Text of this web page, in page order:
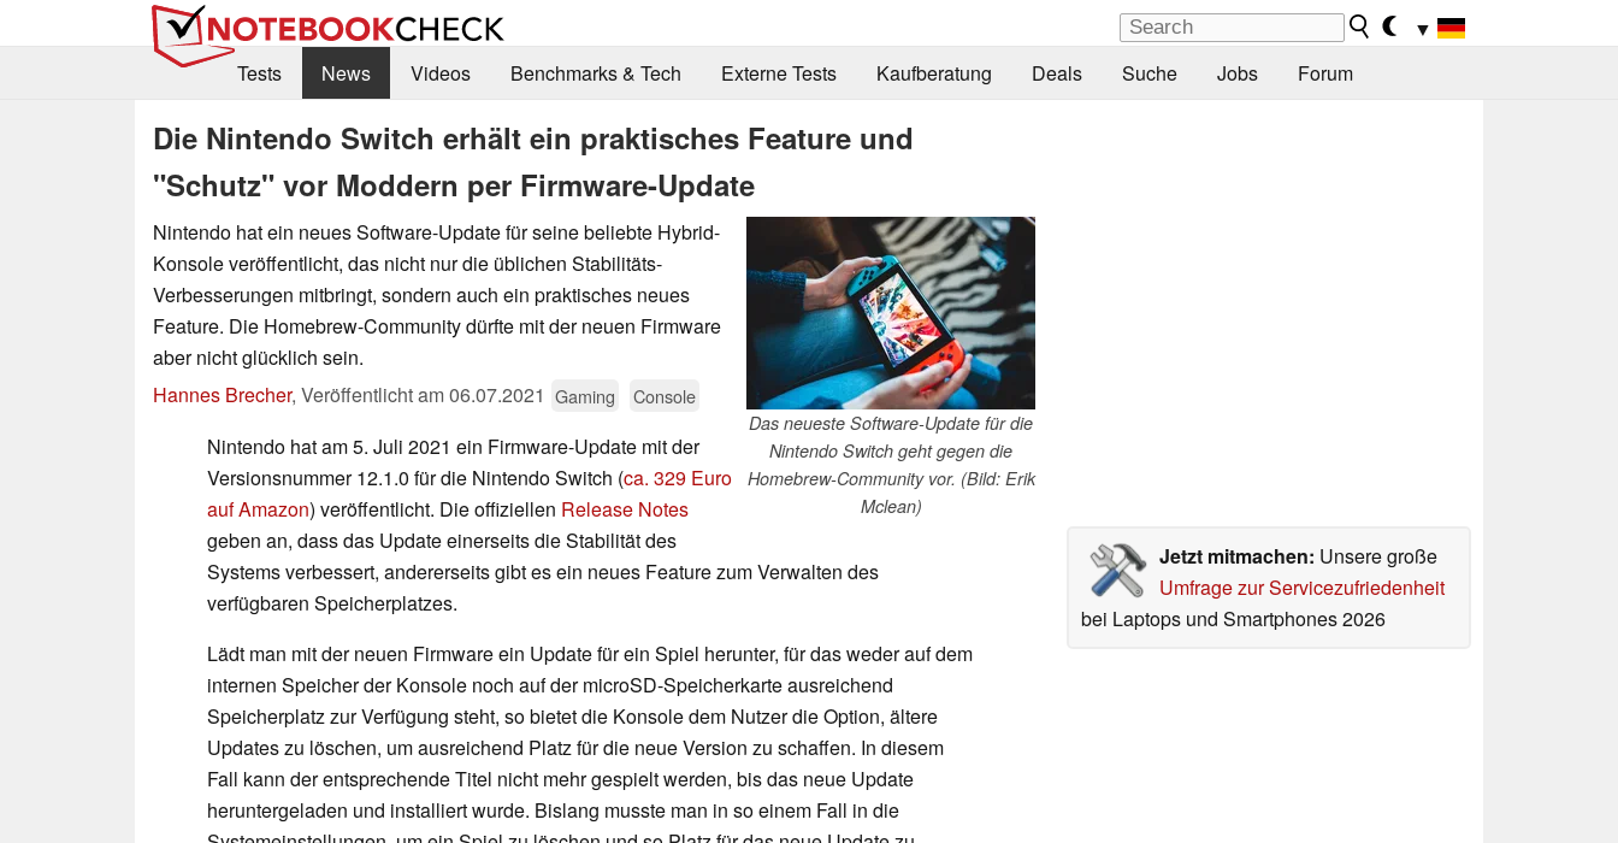
▼
Tests
News Videos Benchmarks & Tech Externe Tests Kaufberatung Deals Suche Jobs Forum
Die Nintendo Switch erhält ein praktisches Feature und
"Schutz" vor Moddern per Firmware-Update
Das neueste Software-Update für die
Nintendo Switch geht gegen die
Homebrew-Community vor. (Bild: Erik
Mclean)
Nintendo hat ein neues Software-Update für seine beliebte Hybrid-
Konsole veröffentlicht, das nicht nur die üblichen Stabilitäts-
Verbesserungen mitbringt, sondern auch ein praktisches neues
Feature. Die Homebrew-Community dürfte mit der neuen Firmware
aber nicht glücklich sein.
Hannes Brecher, Veröffentlicht am06.07.2021 Gaming Console
Jetzt mitmachen: Unsere große
Umfrage zur Servicezufriedenheit
bei Laptops und Smartphones 2026
Nintendo hat am 5. Juli 2021 ein Firmware-Update mit der
Versionsnummer 12.1.0 für die Nintendo Switch (ca. 329 Euro
auf Amazon) veröffentlicht. Die offiziellen Release Notes
geben an, dass das Update einerseits die Stabilität des
Systems verbessert, andererseits gibt es ein neues Feature zum Verwalten des
verfügbaren Speicherplatzes.
Lädt man mit der neuen Firmware ein Update für ein Spiel herunter, für das weder auf dem
internen Speicher der Konsole noch auf der microSD-Speicherkarte ausreichend
Speicherplatz zur Verfügung steht, so bietet die Konsole dem Nutzer die Option, ältere
Updates zu löschen, um ausreichend Platz für die neue Version zu schaffen. In diesem
Fall kann der entsprechende Titel nicht mehr gespielt werden, bis das neue Update
heruntergeladen und installiert wurde. Bislang musste man in so einem Fall in die